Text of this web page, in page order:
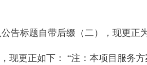
告标题自带后缀（二），现更正
现更正如下： “注：本项目服务方